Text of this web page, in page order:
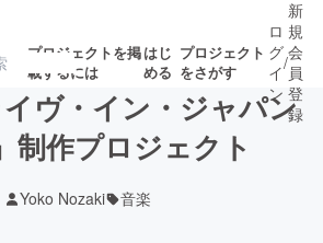
プロジェクトを掲
載するには
はじ
める
プロジェクト
をさがす
ジェクト
募集終了が近いプ
ロジェクト
ロ
グ
イ
ン
/
新
規
会
員
登
録
ヴ・イン・ジャパン
制作プロジェクト
Yoko Nozaki 音楽